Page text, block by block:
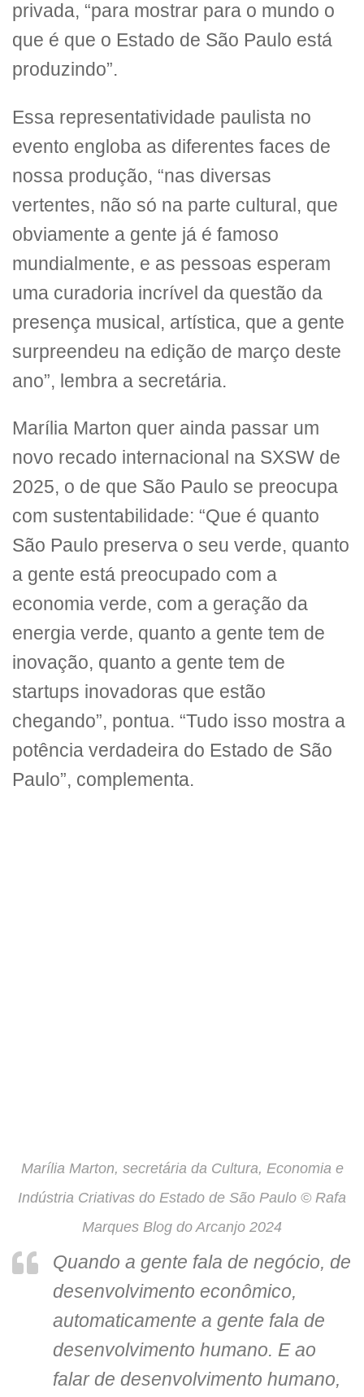
privada, “para mostrar para o mundo o
que é que o Estado de São Paulo está
produzindo”.
Essa representatividade paulista no
evento engloba as diferentes faces de
nossa produção, “nas diversas
vertentes, não só na parte cultural, que
obviamente a gente já é famoso
mundialmente, e as pessoas esperam
uma curadoria incrível da questão da
presença musical, artística, que a gente
surpreendeu na edição de março deste
ano”, lembra a secretária.
Marília Marton quer ainda passar um
novo recado internacional na SXSW de
2025, o de que São Paulo se preocupa
com sustentabilidade: “Que é quanto
São Paulo preserva o seu verde, quanto
a gente está preocupado com a
economia verde, com a geração da
energia verde, quanto a gente tem de
inovação, quanto a gente tem de
startups inovadoras que estão
chegando”, pontua. “Tudo isso mostra a
potência verdadeira do Estado de São
Paulo”, complementa.
Marília Marton, secretária da Cultura, Economia e
Indústria Criativas do Estado de São Paulo © Rafa
Marques Blog do Arcanjo 2024
Quando a gente fala de negócio, de
desenvolvimento econômico,
automaticamente a gente fala de
desenvolvimento humano. E ao
falar de desenvolvimento humano,